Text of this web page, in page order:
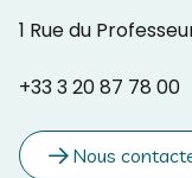
1 Rue du
+33 3 20 87 78 00
Nous